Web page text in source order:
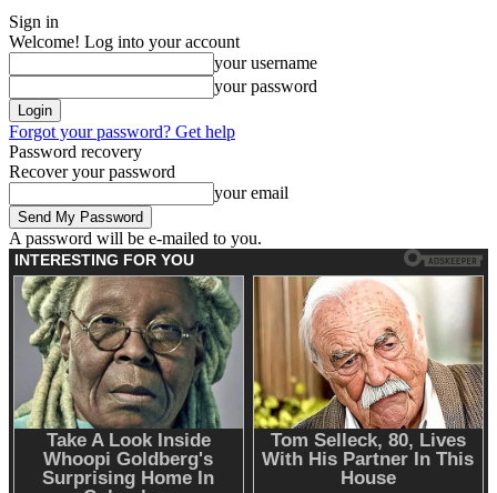
Sign in
Welcome! Log into your account
your username
your password
Forgot your password? Get help
Password recovery
Recover your password
your email
A password will be e-mailed to you.